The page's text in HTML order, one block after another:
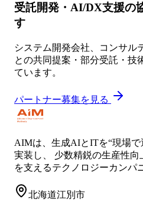
受託開発・AI/DX支援の
す
システム開発会社、コンサル
との共同提案・部分受託・技
ています。
パートナー募集を見る
AIMは、生成AIとITを“現場で
実装し、 少数精鋭の生産性
を支えるテクノロジーカンパ
北海道江別市